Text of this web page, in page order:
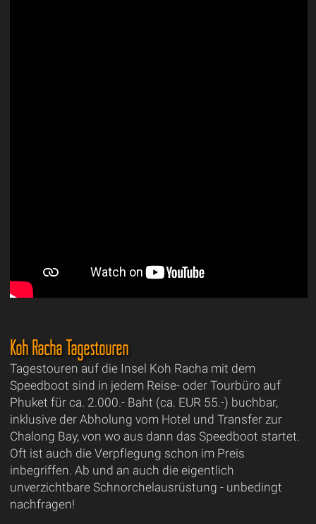
Koh Racha Tagestouren
Tagestouren auf die Insel Koh Racha mit dem
Speedboot sind in jedem Reise- oder Tourbüro auf
Phuket für ca. 2.000.- Baht (ca. EUR 55.-) buchbar,
inklusive der Abholung vom Hotel und Transfer zur
Chalong Bay, von wo aus dann das Speedboot startet.
Oft ist auch die Verpflegung schon im Preis
inbegriffen. Ab und an auch die eigentlich
unverzichtbare Schnorchelausrüstung - unbedingt
nachfragen!